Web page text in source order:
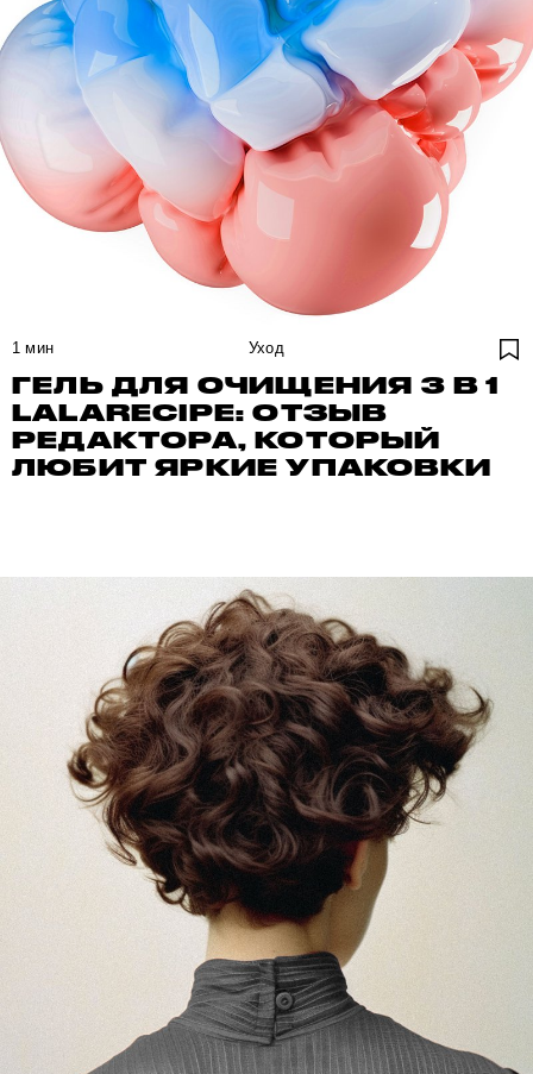
1 мин Уход
ГЕЛЬ ДЛЯ ОЧИЩЕНИЯ 3 В 1
LALARECIPE: ОТЗЫВ
РЕДАКТОРА, КОТОРЫЙ
ЛЮБИТ ЯРКИЕ УПАКОВКИ